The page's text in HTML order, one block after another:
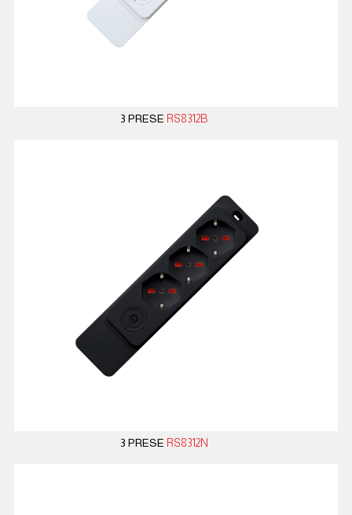
3 PRESE RS8312B
3 PRESE RS8312N